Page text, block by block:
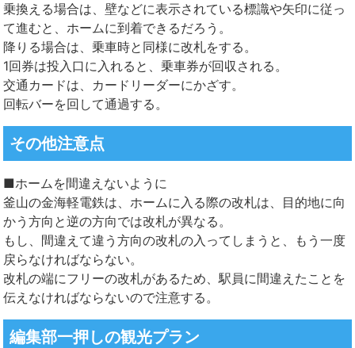
乗換える場合は、壁などに表示されている標識や矢印に従っ
て進むと、ホームに到着できるだろう。
降りる場合は、乗車時と同様に改札をする。
1回券は投入口に入れると、乗車券が回収される。
交通カードは、カードリーダーにかざす。
回転バーを回して通過する。
その他注意点
■ホームを間違えないように
釜山の金海軽電鉄は、ホームに入る際の改札は、目的地に向
かう方向と逆の方向では改札が異なる。
もし、間違えて違う方向の改札の入ってしまうと、もう一度
戻らなければならない。
改札の端にフリーの改札があるため、駅員に間違えたことを
伝えなければならないので注意する。
編集部一押しの観光プラン